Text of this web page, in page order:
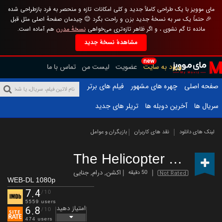
مای موویز با یک طراحی کاملاً جدید و کلی امکانات تازه و منحصر به فرد بازطراحی شده
🎉 حتماً یک سر به نسخهٔ جدید بزن و راحت بگرد 😊 چیدمان صفحهٔ اصلی مثل قبل
مانده تا گم نشوی ، و اگر ظاهر تازه‌تری می‌خواهینسخهٔ مدرن هم آماده است.
مشاهدهٔ نسخهٔ جدید
new
ورود به سایت عضویت لیست من تماس با ما
صفحه اصلی
چهره های مشهور
فیلم های برتر
سریال ها
آخرین دوبله ها تریلر های جدید
لینک های دانلود نقد های کاربران بازیگران و عوامل
The Helicopter Heist
Not Rated 50 دقیقه اکشن,درام,جنایی
WEB-DL 1080p
7.4/10
5559 users
6.8 /10
474 users
امتیاز دهید